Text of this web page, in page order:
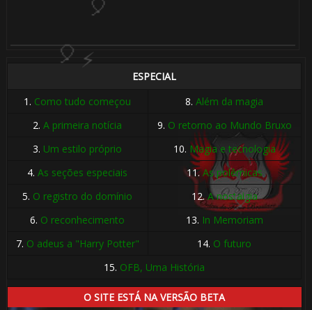
ESPECIAL
1. Como tudo começou 8.Além da magia
2.A primeira notícia 9. O retorno ao Mundo Bruxo
3. Um estilo próprio 10. Magia e tecnologia
4.As seções especiais 11.As polêmicas
5. O registro do domínio 12.A nostalgia
6. O reconhecimento 13. In Memoriam
7. O adeus a "Harry Potter" 14. O futuro
15. OFB, Uma História
O SITE ESTÁ NA VERSÃO BETA
1️⃣ 8️⃣
🎂